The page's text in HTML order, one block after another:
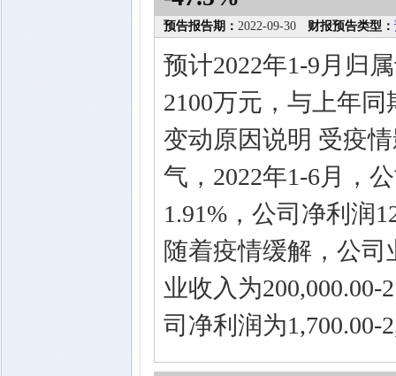
预告报告期： 2022-09-30 财报预告类型：
预计2022年1-9月归
2100万元，与上年同
变动原因说明 受疫
气，2022年1-6月，
1.91%，公司净利润
随着疫情缓解，公司
业收入为
司净利润为1,700.00-